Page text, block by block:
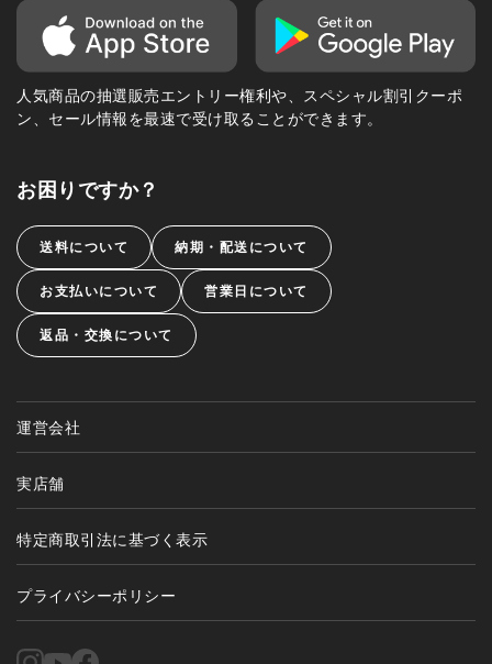
人気商品の抽選販売エントリー権利や、スペシャル割引クーポ
ン、セール情報を最速で受け取ることができます。
お困りですか？
送料について 納期・配送について
お支払いについて 営業日について
返品・交換について
運営会社
実店舗
特定商取引法に基づく表示
プライバシーポリシー